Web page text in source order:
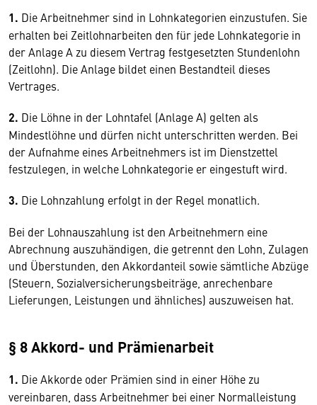
1. Die Arbeitnehmer sind in Lohnkategorien einzustufen. Sie
erhalten bei Zeitlohnarbeiten den für jede Lohnkategorie in
der Anlage A zu diesem Vertrag festgesetzten Stundenlohn
(Zeitlohn). Die Anlage bildet einen Bestandteil dieses
Vertrages.
2. Die Löhne in der Lohntafel (Anlage A) gelten als
Mindestlöhne und dürfen nicht unterschritten werden. Bei
der Aufnahme eines Arbeitnehmers ist im Dienstzettel
festzulegen, in welche Lohnkategorie er eingestuft wird.
3. Die Lohnzahlung erfolgt in der Regel monatlich.
Bei der Lohnauszahlung ist den Arbeitnehmern eine
Abrechnung auszuhändigen, die getrennt den Lohn, Zulagen
und Überstunden, den Akkordanteil sowie sämtliche Abzüge
(Steuern, Sozialversicherungsbeiträge, anrechenbare
Lieferungen, Leistungen und ähnliches) auszuweisen hat.
§ 8 Akkord- und Prämienarbeit
1. Die Akkorde oder Prämien sind in einer Höhe zu
vereinbaren, dass Arbeitnehmer bei einer Normalleistung